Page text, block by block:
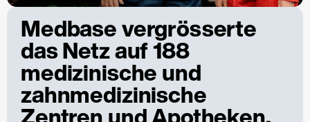
Medbase vergrösserte
das Netz auf 188
medizinische und
zahnmedizinische